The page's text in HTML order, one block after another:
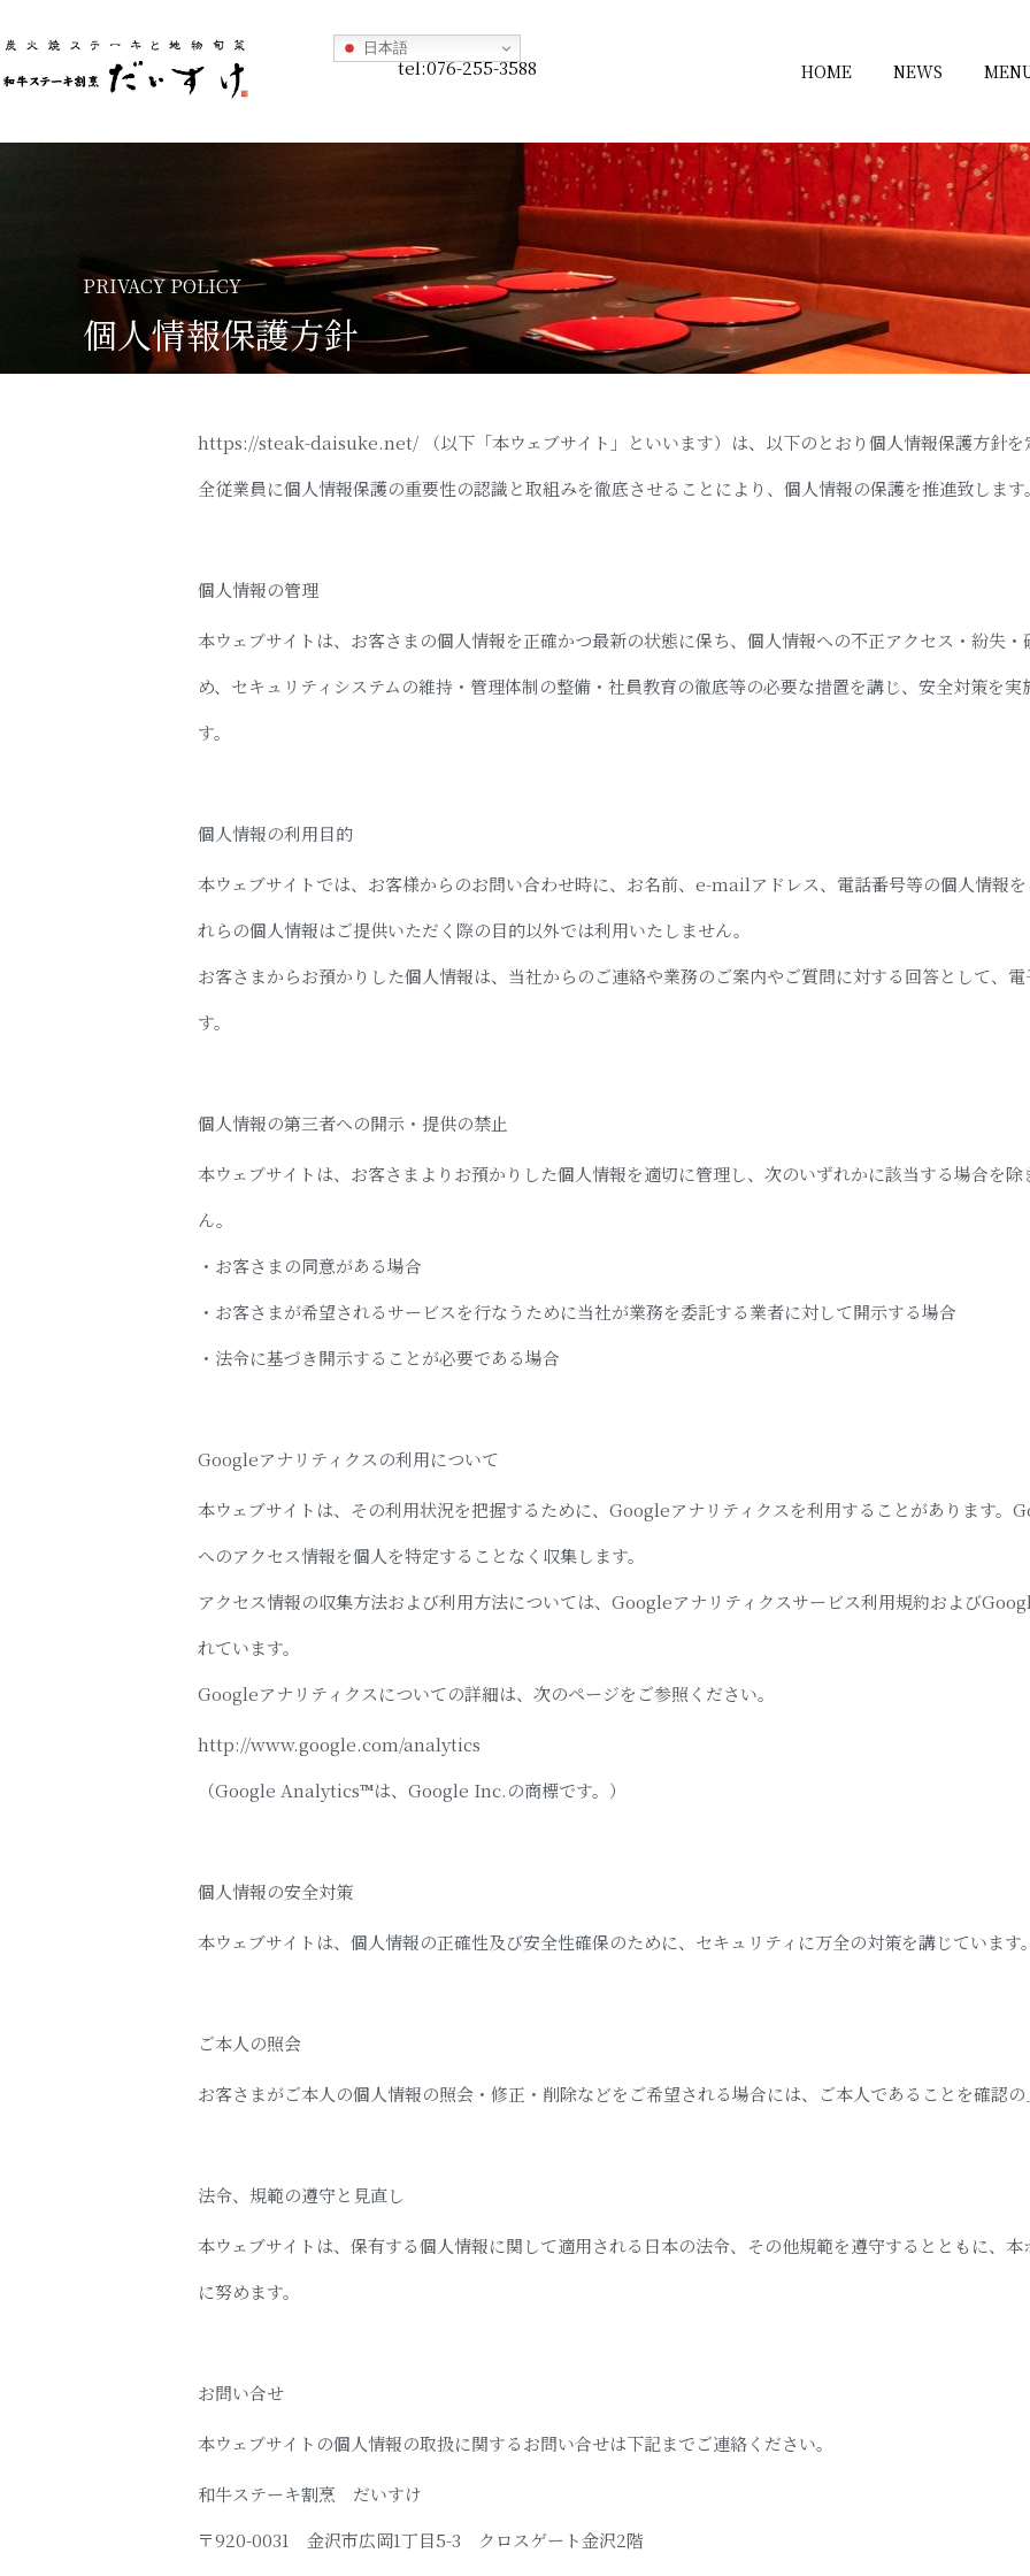
PRIVACY POLICY
個人情報保護方針
https://steak-daisuke.net/ （以下「本ウェブサイト」といいます）は、以下のとおり個人情報保護方針を
全従業員に個人情報保護の重要性の認識と取組みを徹底させることにより、個人情報の保護を推進致します。
個人情報の管理
本ウェブサイトは、お客さまの個人情報を正確かつ最新の状態に保ち、個人情報への不正アクセス・紛失
め、セキュリティシステムの維持・管理体制の整備・社員教育の徹底等の必要な措置を講じ、安全対策を
す。
個人情報の利用目的
本ウェブサイトでは、お客様からのお問い合わせ時に、お名前、e-mailアドレス、電話番号等の個人情報
れらの個人情報はご提供いただく際の目的以外では利用いたしません。
お客さまからお預かりした個人情報は、当社からのご連絡や業務のご案内やご質問に対する回答として、
す。
個人情報の第三者への開示・提供の禁止
本ウェブサイトは、お客さまよりお預かりした個人情報を適切に管理し、次のいずれかに該当する場合を
ん。
・お客さまの同意がある場合
・お客さまが希望されるサービスを行なうために当社が業務を委託する業者に対して開示する場合
・法令に基づき開示することが必要である場合
Googleアナリティクスの利用について
本ウェブサイトは、その利用状況を把握するために、Googleアナリティクスを利用することがあります。
へのアクセス情報を個人を特定することなく収集します。
アクセス情報の収集方法および利用方法については、Googleアナリティクスサービス利用規約および
れています。
Googleアナリティクスについての詳細は、次のページをご参照ください。
http://www.google.com/analytics
（Google Analytics™は、Google Inc.の商標です。）
個人情報の安全対策
本ウェブサイトは、個人情報の正確性及び安全性確保のために、セキュリティに万全の対策を講じています。
ご本人の照会
お客さまがご本人の個人情報の照会・修正・削除などをご希望される場合には、ご本人であることを確認の
法令、規範の遵守と見直し
本ウェブサイトは、保有する個人情報に関して適用される日本の法令、その他規範を遵守するとともに、
に努めます。
お問い合せ
本ウェブサイトの個人情報の取扱に関するお問い合せは下記までご連絡ください。
和牛ステーキ割烹 だいすけ
〒920-0031 金沢市広岡1丁目5-3 クロスゲート金沢2階
日本語
tel:076-255-3588 HOME NEWS